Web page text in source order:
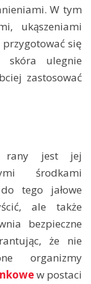
W tym
ukąszeniami
się
ulegnie
zastosować
rany jest jej
środkami
tego jałowe
ale także
bezpieczne
że nie
organizmy
w postaci